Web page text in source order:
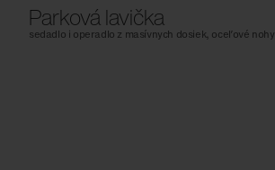
Parková lavička
sedadlo i operadlo z masívnych dosiek, oceľové nohy